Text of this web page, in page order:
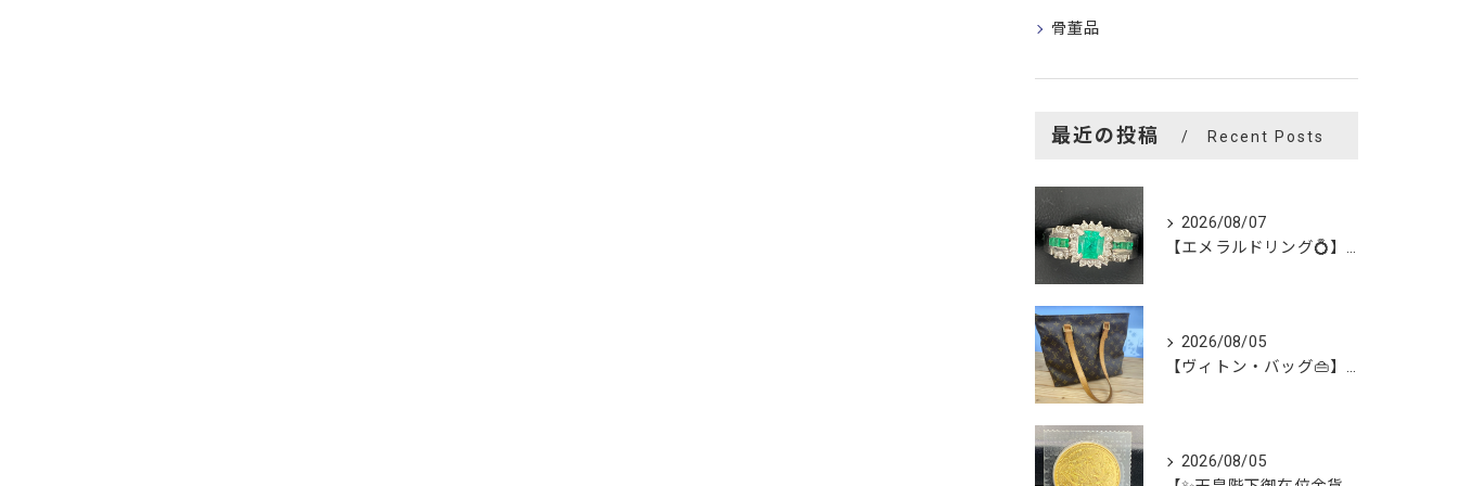
骨董品
最近の投稿 Recent Posts
2026/08/07
【エメラルドリング💍】を買い取らせて頂きました😊
2026/08/05
【ヴィトン・バッグ👜】を買い取らせて頂きました😊
2026/08/05